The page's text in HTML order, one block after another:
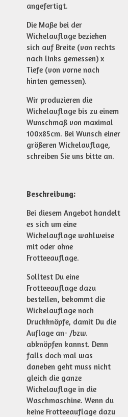
angefertigt.
Die Maße bei der
Wickelauflage beziehen
sich auf Breite (von rechts
nach links gemessen) x
Tiefe (von vorne nach
hinten gemessen).
Wir produzieren die
Wickelauflage bis zu einem
Wunschmaß von maximal
100x85cm. Bei Wunsch einer
größeren Wickelauflage,
schreiben Sie uns bitte an.
Beschreibung:
Bei diesem Angebot handelt
es sich um eine
Wickelauflage wahlweise
mit oder ohne
Frotteeauflage.
Solltest Du eine
Frotteeauflage dazu
bestellen, bekommt die
Wickelauflage noch
Druckknöpfe, damit Du die
Auflage an- /bzw.
abknöpfen kannst. Denn
falls doch mal was
daneben geht muss nicht
gleich die ganze
Wickelauflage in die
Waschmaschine. Wenn du
keine Frotteeauflage dazu